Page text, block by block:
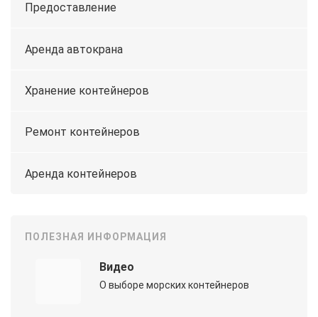
Предоставление
Аренда автокрана
Хранение контейнеров
Ремонт контейнеров
Аренда контейнеров
ПОЛЕЗНАЯ ИНФОРМАЦИЯ
Видео
О выборе морских контейнеров